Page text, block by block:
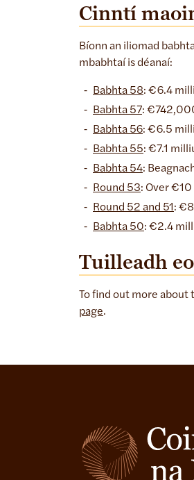
Cinntí
Bíonn an iliomad
mbabhtaí is déanaí:
Babhta 58: €6.4
Babhta 57:
Babhta 56: €6.5
Babhta 55: €7.1
Babhta 54:
Round 53: Over
Round 52 and 51:
Babhta 50: €2.4
Tuilleadh
To find out more about
page.